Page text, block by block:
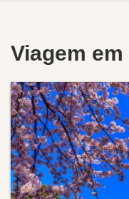
Viagem em